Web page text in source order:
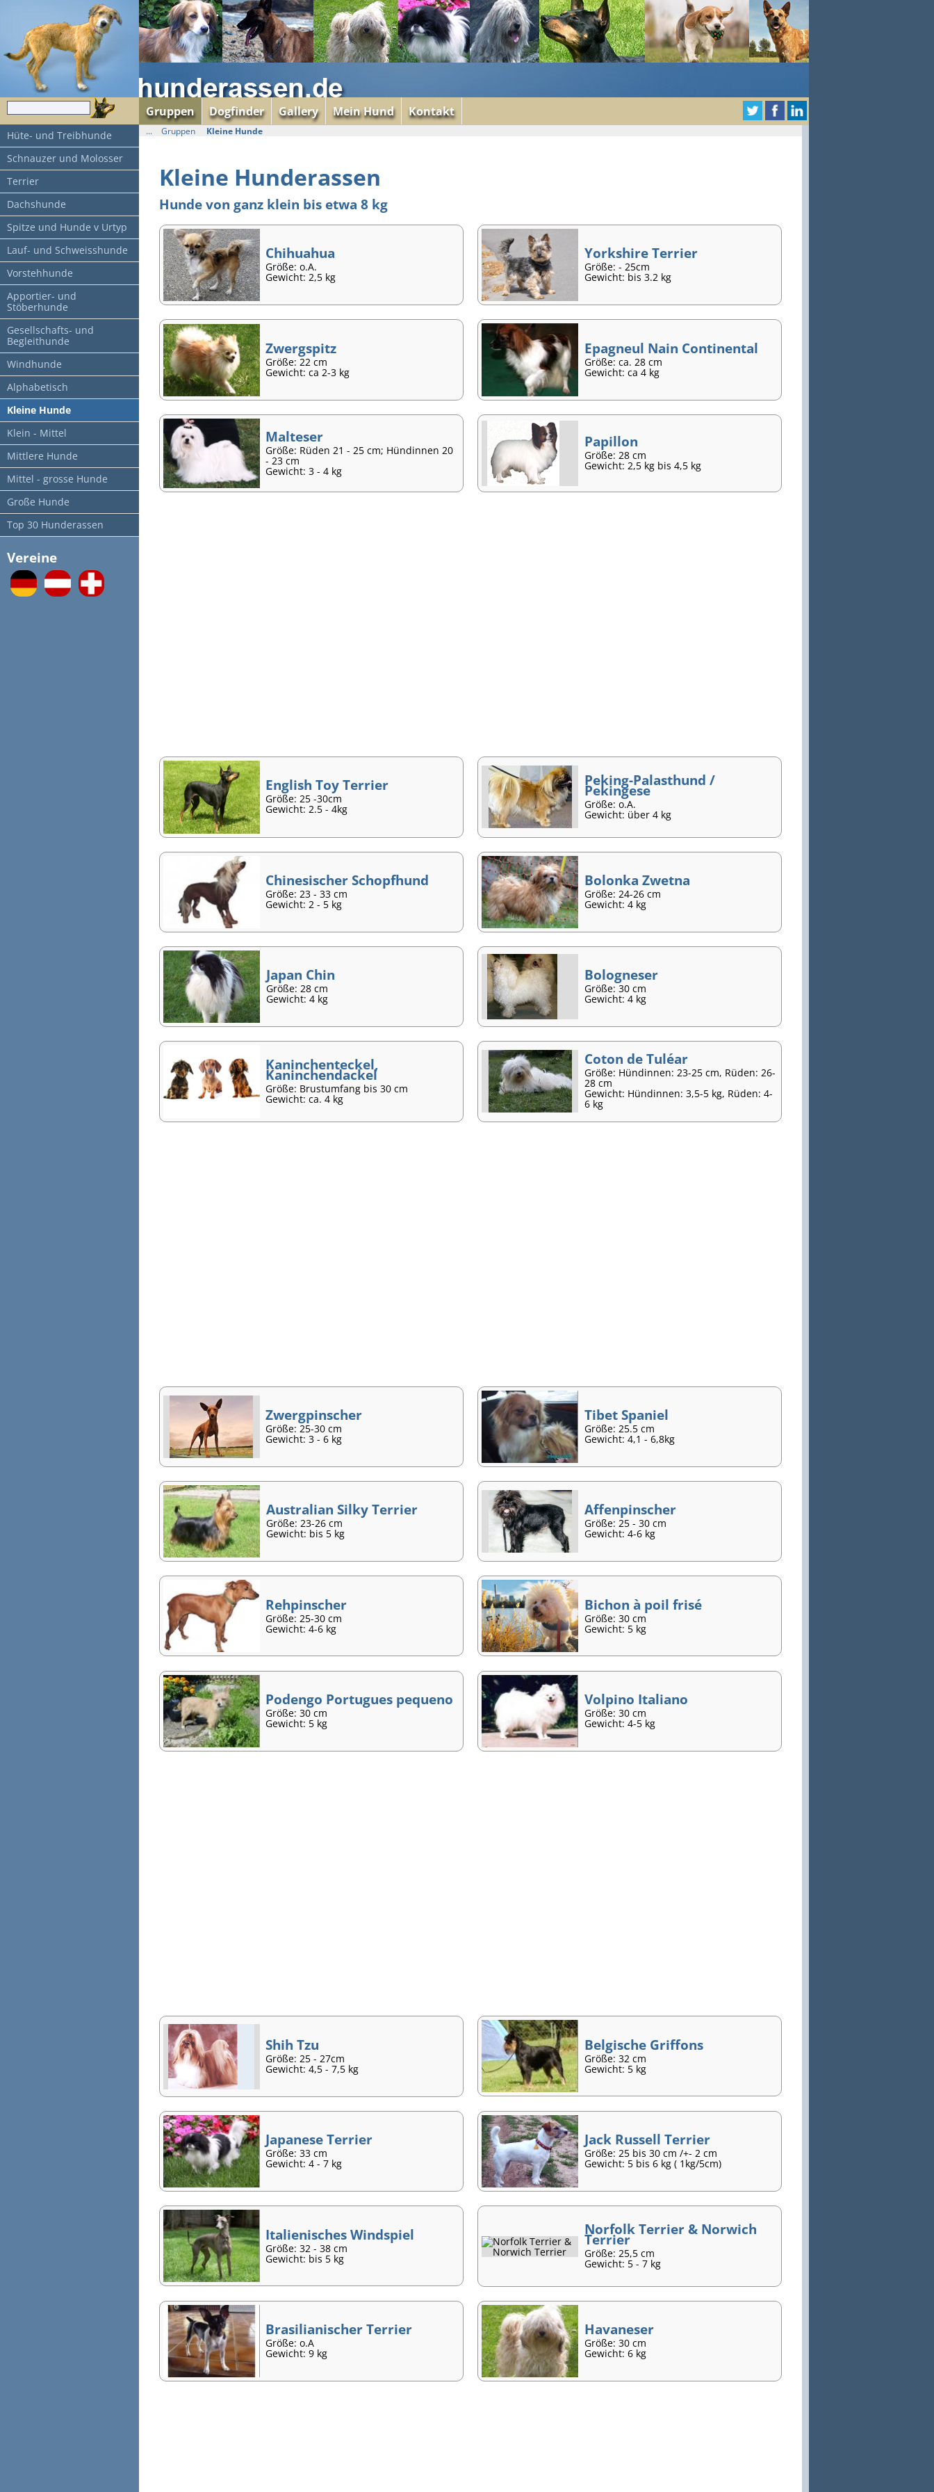
Gruppen Dogfinder Gallery Mein Hund Kontakt
Hüte- und Treibhunde
Schnauzer und Molosser
Terrier
Dachshunde
Spitze und Hunde v Urtyp
Lauf- und Schweisshunde
Vorstehhunde
Apportier- und
Stöberhunde
Gesellschafts- und
Begleithunde
Windhunde
Alphabetisch
Kleine Hunde
Klein - Mittel
Mittlere Hunde
Mittel - grosse Hunde
Große Hunde
Top 30 Hunderassen
Vereine
... Gruppen Kleine Hunde
Kleine Hunderassen
Hunde von ganz klein bis etwa 8 kg
Chihuahua
Größe: o.A.
Gewicht: 2,5 kg
Yorkshire Terrier
Größe: - 25cm
Gewicht: bis 3.2 kg
Zwergspitz
Größe: 22 cm
Gewicht: ca 2-3 kg
Epagneul Nain Continental
Größe: ca. 28 cm
Gewicht: ca 4 kg
Malteser
Größe: Rüden 21 - 25 cm; Hündinnen 20
- 23 cm
Gewicht: 3 - 4 kg
Papillon
Größe: 28 cm
Gewicht: 2,5 kg bis 4,5 kg
English Toy Terrier
Größe: 25 -30cm
Gewicht: 2.5 - 4kg
Peking-Palasthund /
Pekingese
Größe: o.A.
Gewicht: über 4 kg
Chinesischer Schopfhund
Größe: 23 - 33 cm
Gewicht: 2 - 5 kg
Bolonka Zwetna
Größe: 24-26 cm
Gewicht: 4 kg
Japan Chin
Größe: 28 cm
Gewicht: 4 kg
Bologneser
Größe: 30 cm
Gewicht: 4 kg
Kaninchenteckel,
Kaninchendackel
Größe: Brustumfang bis 30 cm
Gewicht: ca. 4 kg
Coton de Tuléar
Größe: Hündinnen: 23-25 cm, Rüden: 26-
28 cm
Gewicht: Hündinnen: 3,5-5 kg, Rüden: 4-
6 kg
Zwergpinscher
Größe: 25-30 cm
Gewicht: 3 - 6 kg
Tibet Spaniel
Größe: 25.5 cm
Gewicht: 4,1 - 6,8kg
Australian Silky Terrier
Größe: 23-26 cm
Gewicht: bis 5 kg
Affenpinscher
Größe: 25 - 30 cm
Gewicht: 4-6 kg
Rehpinscher
Größe: 25-30 cm
Gewicht: 4-6 kg
Bichon à poil frisé
Größe: 30 cm
Gewicht: 5 kg
Podengo Portugues pequeno
Größe: 30 cm
Gewicht: 5 kg
Volpino Italiano
Größe: 30 cm
Gewicht: 4-5 kg
Shih Tzu
Größe: 25 - 27cm
Gewicht: 4,5 - 7,5 kg
Belgische Griffons
Größe: 32 cm
Gewicht: 5 kg
Japanese Terrier
Größe: 33 cm
Gewicht: 4 - 7 kg
Jack Russell Terrier
Größe: 25 bis 30 cm /+- 2 cm
Gewicht: 5 bis 6 kg ( 1kg/5cm)
Italienisches Windspiel
Größe: 32 - 38 cm
Gewicht: bis 5 kg
Norfolk Terrier & Norwich
Terrier
Größe: 25,5 cm
Gewicht: 5 - 7 kg
Brasilianischer Terrier
Größe: o.A
Gewicht: 9 kg
Havaneser
Größe: 30 cm
Gewicht: 6 kg